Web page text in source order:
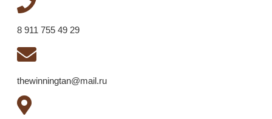
8 911 755 49 29
thewinningtan@mail.ru